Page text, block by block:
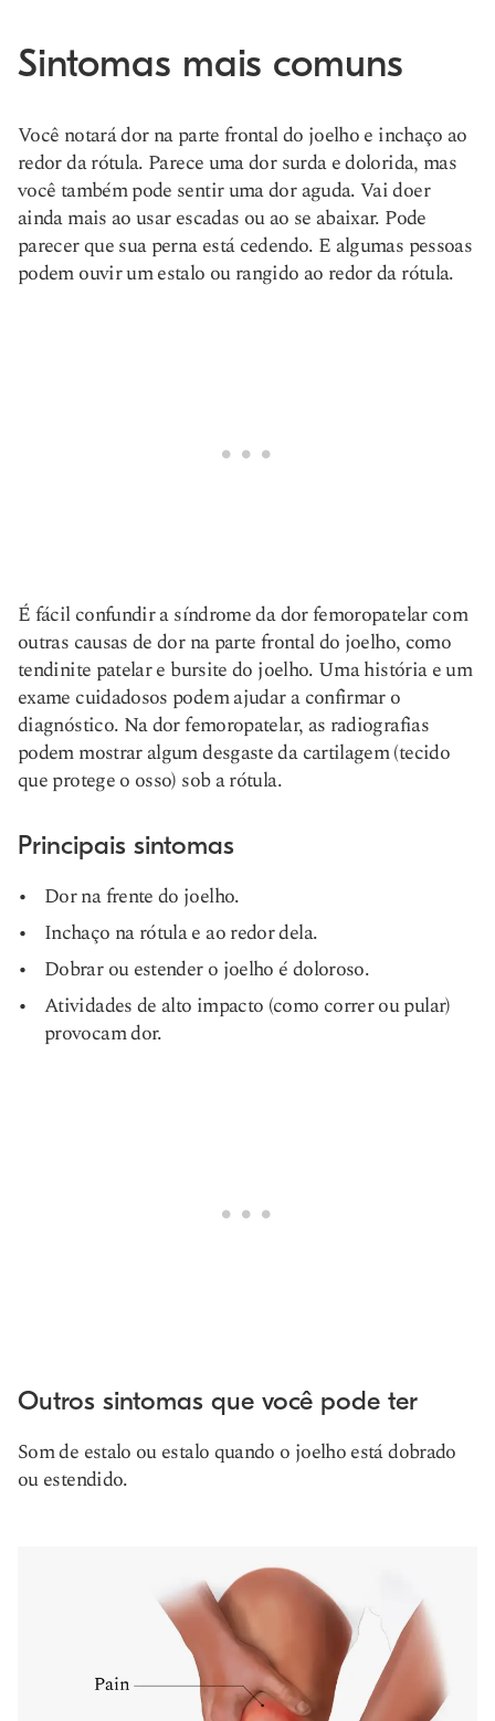
Sintomas mais comuns
Você notará dor na parte frontal do joelho e inchaço ao
redor da rótula. Parece uma dor surda e dolorida, mas
você também pode sentir uma dor aguda. Vai doer
ainda mais ao usar escadas ou ao se abaixar. Pode
parecer que sua perna está cedendo. E algumas pessoas
podem ouvir um estalo ou rangido ao redor da rótula.
É fácil confundir a síndrome da dor femoropatelar com
outras causas de dor na parte frontal do joelho, como
tendinite patelar e bursite do joelho. Uma história e um
exame cuidadosos podem ajudar a confirmar o
diagnóstico. Na dor femoropatelar, as radiografias
podem mostrar algum desgaste da cartilagem (tecido
que protege o osso) sob a rótula.
Principais sintomas
Dor na frente do joelho.
Inchaço na rótula e ao redor dela.
Dobrar ou estender o joelho é doloroso.
Atividades de alto impacto (como correr ou pular)
provocam dor.
Outros sintomas que você pode ter
Som de estalo ou estalo quando o joelho está dobrado
ou estendido.